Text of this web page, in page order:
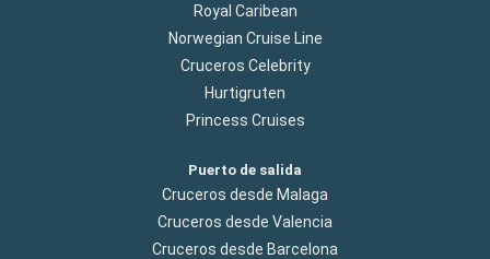
Royal Caribean
Norwegian Cruise Line
Cruceros Celebrity
Hurtigruten
Princess Cruises
Puerto de salida
Cruceros desde Malaga
Cruceros desde Valencia
Cruceros desde Barcelona